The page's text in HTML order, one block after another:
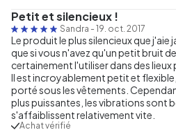
Petit et silencieux !
Sandra - 19. oct. 2017
Le produit le plus silencieux que
que si vous n'avez qu'un petit bruit
certainement l'utiliser dans des lieux
Il est incroyablement petit et
porté sous les vêtements.
plus puissantes, les vibrations sont
s'affaiblissent relativement vite.
Achat vérifié